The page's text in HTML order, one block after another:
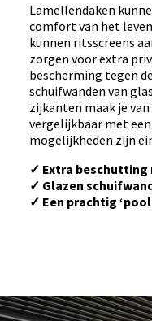
Lamellendaken
comfort van het
kunnen ritsscreens
zorgen voor extra
bescherming tegen
schuifwanden van
zijkanten maak je
vergelijkbaar met een
mogelijkheden zijn
✓ Extra
✓ Glazen
✓ Een prachtig